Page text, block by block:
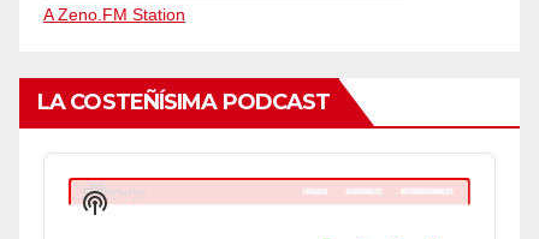
A Zeno.FM Station
LA COSTEÑÍSIMA PODCAST
Audio
Player
Show